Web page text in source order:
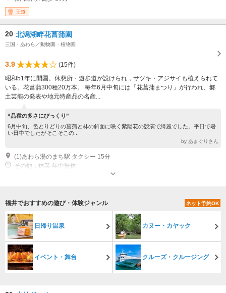
王道
20 北潟湖畔花菖蒲園
三国・あわら／動物園・植物園
3.9
(15件)
昭和51年に開園。休憩所・遊歩道が設けられ，サツキ・アジサイも植えられて
いる。花菖蒲300種20万本。 毎年6月中旬には「花菖蒲まつり」が行われ、郷
土芸能の発表や地元特産品の名産...
“品種の多さにびっくり”
6月中旬、色とりどりの菖蒲と林の斜面に咲く紫陽花の競演で綺麗でした。平日で暑
い日中でしたがそこそこの...
by あまぐりさん
(1)あわら湯のまち駅 タクシー 15分
その他：休業 年中無休
福井でおすすめの遊び・体験ジャンル ネット予約OK
日帰り温泉 カヌー・カヤック
イベント・舞台 クルーズ・クルージング